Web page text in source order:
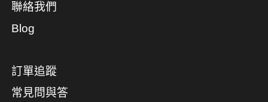
聯絡我們
Blog
訂單追蹤
常見問與答